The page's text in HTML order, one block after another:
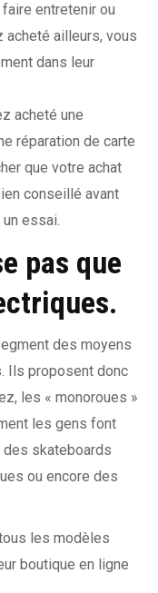
entretenir ou
acheté ailleurs, vous
dans leur
acheté une
réparation de carte
que votre achat
conseillé avant
essai.
pas que
des moyens
Ils proposent donc
les « monoroues »
les gens font
des skateboards
ou encore des
les modèles
boutique en ligne